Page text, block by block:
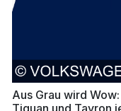
Aus Grau wird
Tiguan und Tayron